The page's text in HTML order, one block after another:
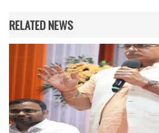
RELATED NEWS